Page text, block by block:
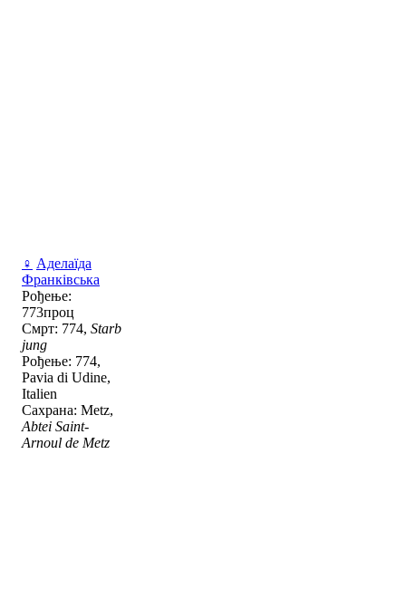
♀ Аделаїда
Франківська
Рођење:
773проц
Смрт: 774, Starb
jung
Рођење: 774,
Pavia di Udine,
Italien
Сахрана: Metz,
Abtei Saint-
Arnoul de Metz